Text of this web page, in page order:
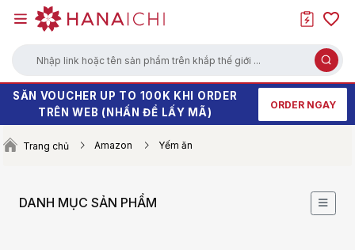
Nhập link hoặc tên sản phẩm trên khắp thế giới ...
HÀNG HOT XẢ KHO - GIÁ SALE CHẠM
ĐÁY
SĂN DEALS ĐỒ CÔNG NGHỆ, GIA DỤNG
GIÁ TỐT CHƯA TỪNG CÓ
SĂN VOUCHER UP TO 100K KHI ORDER
TRÊN WEB (NHẤN ĐỂ LẤY MÃ)
ORDER NGAY
Trang chủ Amazon Yếm ăn
DANH MỤC SẢN PHẨM